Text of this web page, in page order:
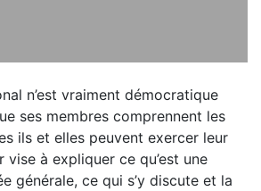
n’est vraiment démocratique
ses membres comprennent les
ils et elles peuvent exercer leur
à expliquer ce qu’est une
générale, ce qui s’y discute et la